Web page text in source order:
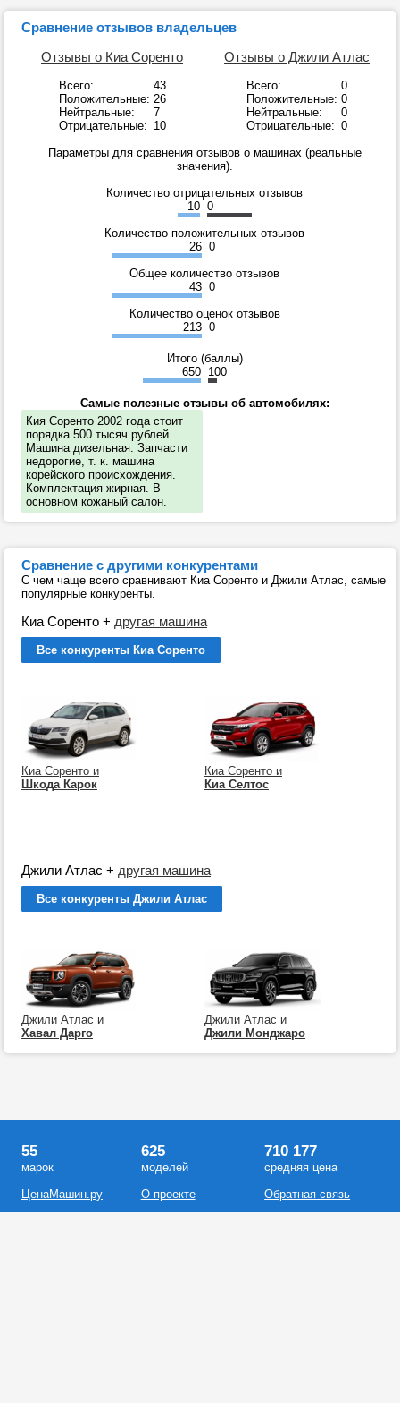
Сравнение отзывов владельцев
Отзывы о Киа Соренто
Всего:
43
Положительные: 26
Нейтральные:
7
Отрицательные: 10
Отзывы о Джили Атлас
Всего:
0
Положительные: 0
Нейтральные:
0
Отрицательные: 0
Параметры для сравнения отзывов о машинах (реальные
значения).
Количество отрицательных отзывов
10 0
Количество положительных отзывов
26 0
Общее количество отзывов
43 0
Количество оценок отзывов
213 0
Итого (баллы)
650 100
Самые полезные отзывы об автомобилях:
Кия Соренто 2002 года стоит
порядка 500 тысяч рублей.
Машина дизельная. Запчасти
недорогие, т. к. машина
корейского происхождения.
Комплектация жирная. В
основном кожаный салон.
Сравнение с другими конкурентами
С чем чаще всего сравнивают Киа Соренто и Джили Атлас, самые
популярные конкуренты.
Киа Соренто + другая машина
Все конкуренты Киа Соренто
Киа Соренто и
Шкода Карок
Киа Соренто и
Киа Селтос
Джили Атлас + другая машина
Все конкуренты Джили Атлас
Джили Атлас и
Хавал Дарго
Джили Атлас и
Джили Монджаро
55
марок
ЦенаМашин.ру
625
моделей
О проекте
710 177
средняя цена
Обратная связь